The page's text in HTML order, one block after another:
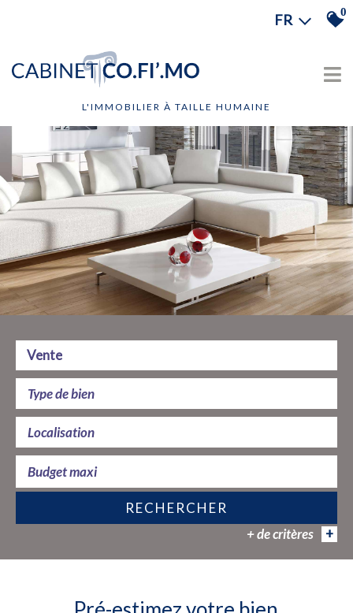
FR 0
L'IMMOBILIER À TAILLE HUMAINE
Vente
RECHERCHER
+ de critères
+